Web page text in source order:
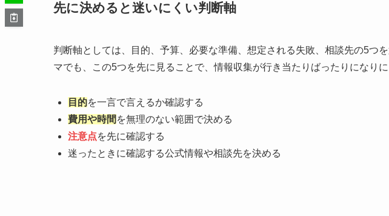
先に決めると迷いにくい判断軸
判断軸としては、目的、予算、必要な準備、想定される失敗、相談先の5つ
マでも、この5つを先に見ることで、情報収集が行き当たりばったりになりに
目的を一言で言えるか確認する
費用や時間 を無理のない範囲で決める
注意点を先に確認する
迷ったときに確認する公式情報や相談先を決める